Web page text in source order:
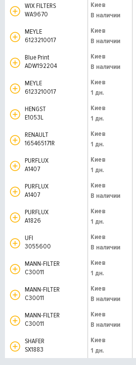
WIX FILTERS
WA9670
Киев
В наличии
MEYLE
6123210017
Киев
В наличии
Blue Print
ADW192204
Киев
В наличии
MEYLE
6123210017
Киев
1 дн.
HENGST
E1053L
Киев
1 дн.
RENAULT
165465171R
Киев
1 дн.
PURFLUX
A1407
Киев
1 дн.
PURFLUX
A1407
Киев
В наличии
PURFLUX
A1826
Киев
1 дн.
UFI
3055600
Киев
В наличии
MANN-FILTER
C30011
Киев
1 дн.
MANN-FILTER
C30011
Киев
В наличии
MANN-FILTER
C30011
Киев
В наличии
SHAFER
SX1883
Киев
1 дн.